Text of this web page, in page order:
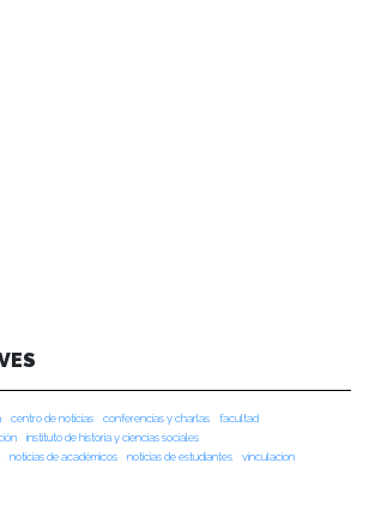
centro de noticias conferencias y charlas
facultad
instituto de historia y ciencias sociales
noticias de académicos noticias de estudiantes
vinculacion